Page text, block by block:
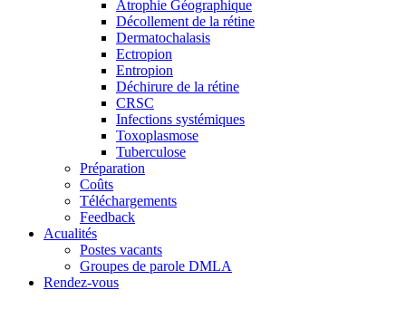
Atrophie Géographique
Décollement de la rétine
Dermatochalasis
Ectropion
Entropion
Déchirure de la rétine
CRSC
Infections systémiques
Toxoplasmose
Tuberculose
Préparation
Coûts
Téléchargements
Feedback
Acualités
Postes vacants
Groupes de parole DMLA
Rendez-vous